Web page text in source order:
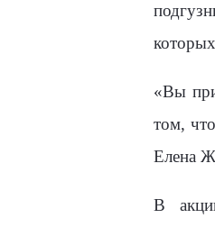
«Вы
том,
Елена
В